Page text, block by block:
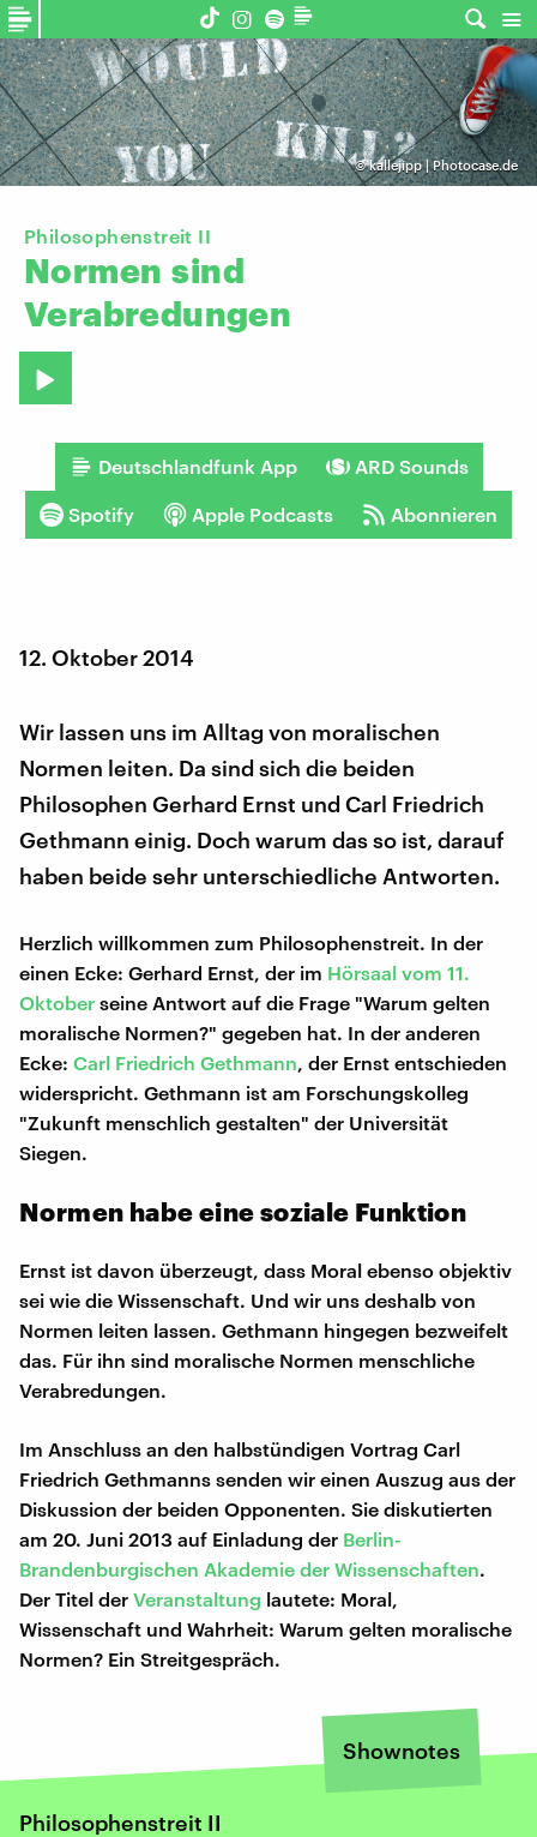
©kallejipp | Photocase.de
Philosophenstreit II
Normen sind
Verabredungen
Deutschlandfunk App ARD Sounds
Spotify Apple Podcasts Abonnieren
12. Oktober 2014
Wir lassen uns im Alltag von moralischen
Normen leiten. Da sind sich die beiden
Philosophen Gerhard Ernst und Carl Friedrich
Gethmann einig. Doch warum das so ist, darauf
haben beide sehr unterschiedliche Antworten.
Herzlich willkommen zum Philosophenstreit. In der
einen Ecke: Gerhard Ernst, der im Hörsaal vom 11.
Oktober seine Antwort auf die Frage "Warum gelten
moralische Normen?" gegeben hat. In der anderen
Ecke: Carl Friedrich Gethmann , der Ernst entschieden
widerspricht. Gethmann ist am Forschungskolleg
"Zukunft menschlich gestalten" der Universität
Siegen.
Normen habe eine soziale Funktion
Ernst ist davon überzeugt, dass Moral ebenso objektiv
sei wie die Wissenschaft. Und wir uns deshalb von
Normen leiten lassen. Gethmann hingegen bezweifelt
das. Für ihn sind moralische Normen menschliche
Verabredungen.
Im Anschluss an den halbstündigen Vortrag Carl
Friedrich Gethmanns senden wir einen Auszug aus der
Diskussion der beiden Opponenten. Sie diskutierten
am 20. Juni 2013 auf Einladung der Berlin-
Brandenburgischen Akademie der Wissenschaften.
Der Titel der Veranstaltung lautete: Moral,
Wissenschaft und Wahrheit: Warum gelten moralische
Normen? Ein Streitgespräch.
Shownotes
Philosophenstreit II